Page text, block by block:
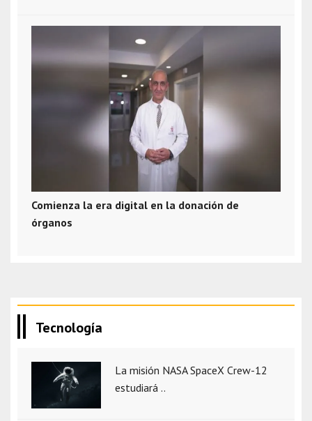
Comienza la era digital en la donación de
órganos
Tecnología
La misión NASA SpaceX Crew-12
estudiará ..